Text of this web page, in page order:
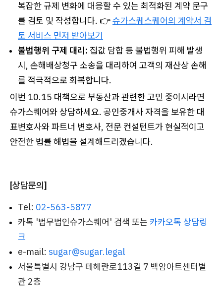
복잡한 규제 변화에 대응할 수 있는 최적화된 계약 문구
를 검토 및 작성합니다. 👉슈가스퀘스퀘어의 계약서 검
토 서비스 먼저 받아보기
불법행위 구제 대리: 집값 담합 등 불법행위 피해 발생
시, 손해배상청구 소송을 대리하여 고객의 재산상 손해
를 적극적으로 회복합니다.
이번 10.15 대책으로 부동산과 관련한 고민 중이시라면
슈가스퀘어와 상담하세요. 공인중개사 자격을 보유한 대
표변호사와 파트너 변호사, 전문 컨설턴트가 현실적이고
안전한 법률 해법을 설계해드리겠습니다.
[상담문의]
Tel: 02-563-5877
카톡 '법무법인슈가스퀘어' 검색 또는 카카오톡 상담링
크
e-mail: sugar@sugar.legal
서울특별시 강남구 테헤란로113길 7 백암아트센터별
관 2층